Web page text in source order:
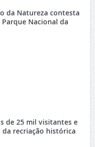
da Natureza contesta
Nacional da
de 25 mil visitantes e
recriação histórica